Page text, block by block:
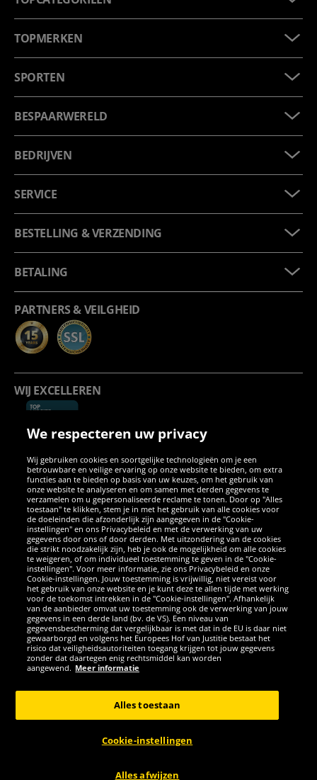
TOPMERKEN
SPORTEN
BESPAARWERELD
BEDRIJVEN
SERVICE
BESTELLING & VERZENDING
BETALING
PARTNERS & VEILGHEID
WIJ EXCELLEREN
SOCIALE MEDIA
FacebookInstagram
WhatsApp
TikTokTwitterYouTube
APPS
GER - Alle rechten voorbehouden
*Alle prijzen incl. wettelijke btw excl. verzendingskosten en eventueel
kosten voor levering ter plaatse, tenzij anderszins beschreven. 1Huidige
of eerdere aanbevolen verkoopprijs van de fabrikant inclusief btw
We respecteren uw privacy
Wij gebruiken cookies en soortgelijke technologieën om je een
betrouwbare en veilige ervaring op onze website te bieden, om extra
functies aan te bieden op basis van uw keuzes, om het gebruik van
onze website te analyseren en om samen met derden gegevens te
verzamelen om u gepersonaliseerde reclame te tonen. Door op "Alles
toestaan" te klikken, stem je in met het gebruik van alle cookies voor
de doeleinden die afzonderlijk zijn aangegeven in de "Cookie-
instellingen" en ons Privacybeleid en met de verwerking van uw
gegevens door ons of door derden. Met uitzondering van de cookies
die strikt noodzakelijk zijn, heb je ook de mogelijkheid om alle cookies
te weigeren, of om individueel toestemming te geven in de "Cookie-
instellingen". Voor meer informatie, zie ons Privacybeleid en onze
Cookie-instellingen. Jouw toestemming is vrijwillig, niet vereist voor
het gebruik van onze website en je kunt deze te allen tijde met werking
voor de toekomst intrekken in de "Cookie-instellingen". Afhankelijk
van de aanbieder omvat uw toestemming ook de verwerking van jouw
gegevens in een derde land (bv. de VS). Een niveau van
gegevensbescherming dat vergelijkbaar is met dat in de EU is daar niet
gewaarborgd en volgens het Europees Hof van Justitie bestaat het
risico dat veiligheidsautoriteiten toegang krijgen tot jouw gegevens
zonder dat daartegen enig rechtsmiddel kan worden
aangewend. Meer informatie
Cookie-instellingen
Alles afwijzen
Alles toestaan